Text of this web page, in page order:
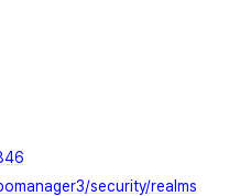
security/realms